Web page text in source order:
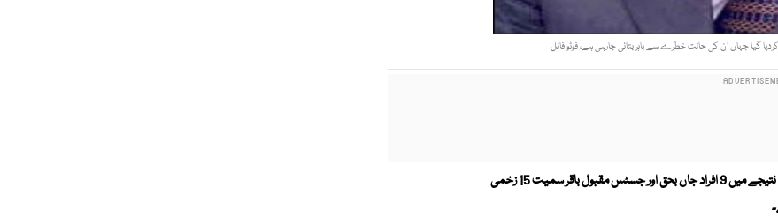
گیا جہاں ان کی حالت خطرے سے باہر بتائی جارہی ہے، فوٹو فائل
سندھ ہائیکورٹ کے سینئرجج جسٹس مقبول باقرپربم حملے کے نتیجے میں 9 افراد جاں بحق اور جسٹس مقبول باقر سمیت 15 زخمی